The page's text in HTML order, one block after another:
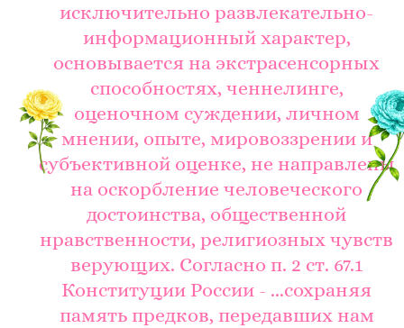
исключительно развлекательно-
информационный характер,
основывается на экстрасенсорных
способностях, ченнелинге,
оценочном суждении, личном
мнении, опыте, мировоззрении и
субъективной оценке, не направлены
на оскорбление человеческого
достоинства, общественной
нравственности, религиозных чувств
верующих. Согласно п. 2 ст. 67.1
Конституции России - ...сохраняя
память предков, передавших нам